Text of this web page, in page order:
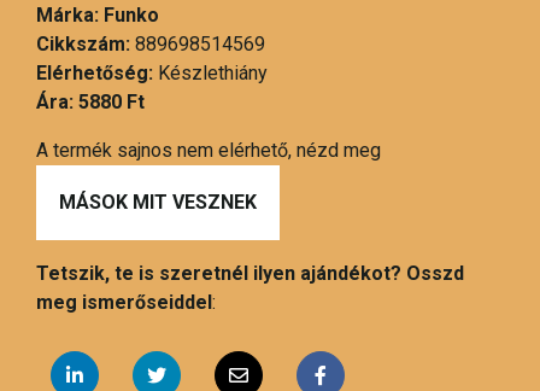
Márka: Funko
Cikkszám: 889698514569
Elérhetőség: Készlethiány
Ára: 5880 Ft
A termék sajnos nem elérhető, nézd meg
MÁSOK MIT VESZNEK
Tetszik, te is szeretnél ilyen ajándékot? Osszd
meg ismerőseiddel: